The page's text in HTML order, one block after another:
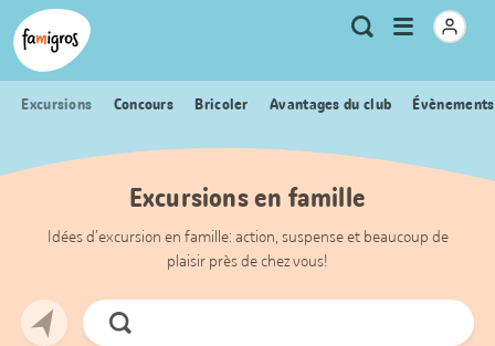
Signets
de
navigation
Header
Logo Métanavigation
RechercheOuvrir
Excursions Concours Bricoler Avantages du club
Excursions en famille
Idées d’excursion en famille: action, suspense et beaucoup de
plaisir près de chez vous!
Chercher